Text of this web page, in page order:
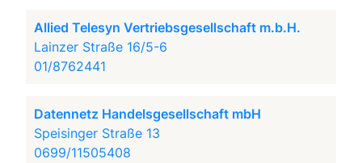
Allied Telesyn Vertriebsgesellschaft m.b.H.
Lainzer Straße 16/5-6
01/8762441
Datennetz Handelsgesellschaft mbH
Speisinger Straße 13
0699/11505408